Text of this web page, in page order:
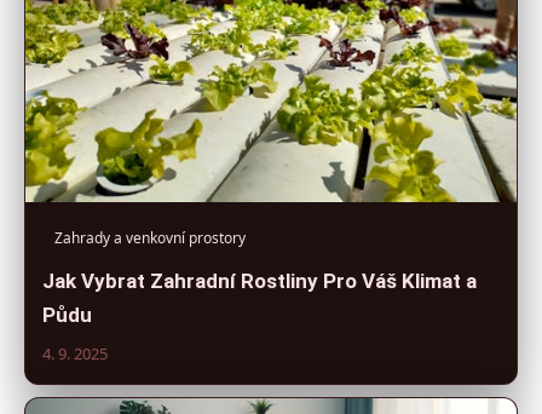
Zahrady a venkovní prostory
Jak Vybrat Zahradní Rostliny Pro Váš Klimat a
Půdu
4. 9. 2025